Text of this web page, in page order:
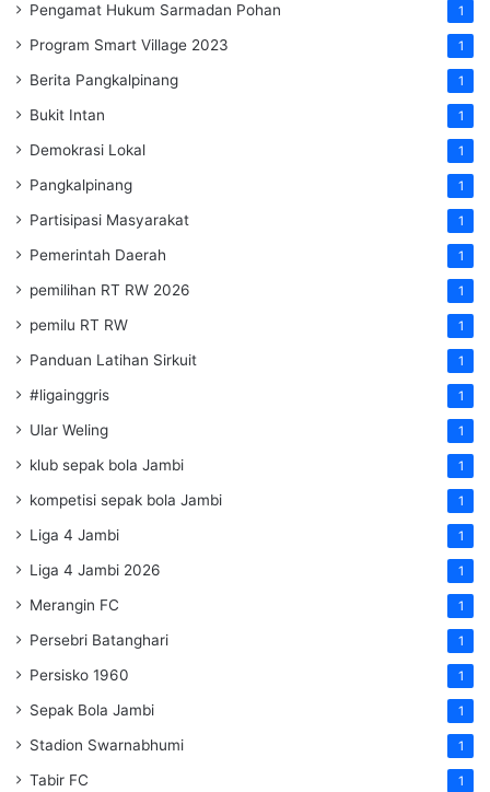
Pengamat Hukum Sarmadan Pohan 1
Program Smart Village 2023 1
Berita Pangkalpinang 1
Bukit Intan 1
Demokrasi Lokal 1
Pangkalpinang 1
Partisipasi Masyarakat 1
Pemerintah Daerah 1
pemilihan RT RW 2026 1
pemilu RT RW 1
Panduan Latihan Sirkuit 1
#ligainggris 1
Ular Weling 1
klub sepak bola Jambi 1
kompetisi sepak bola Jambi 1
Liga 4 Jambi 1
Liga 4 Jambi 2026 1
Merangin FC 1
Persebri Batanghari 1
Persisko 1960 1
Sepak Bola Jambi 1
Stadion Swarnabhumi 1
Tabir FC 1